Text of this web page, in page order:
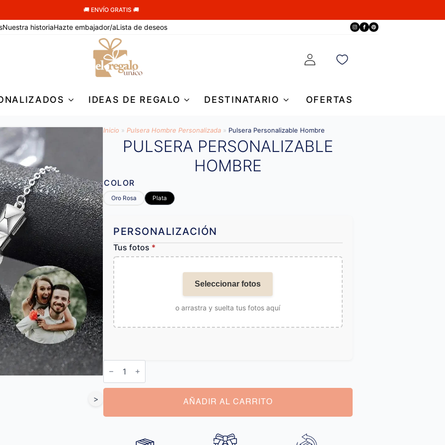
🚚 ENVÍO GRATIS 🚚
Nuestra historiaHazte embajador/aLista de deseos
IDEAS DE REGALO DESTINATARIO OFERTAS
>
Inicio » Pulsera Hombre Personalizada » Pulsera Personalizable Hombre
PULSERA PERSONALIZABLE
HOMBRE
COLOR
Oro Rosa Plata
PERSONALIZACIÓN
Tus fotos *
Seleccionar fotos
o arrastra y suelta tus fotos aquí
Pulsera
Personalizable
cantidad
AÑADIR AL CARRITO